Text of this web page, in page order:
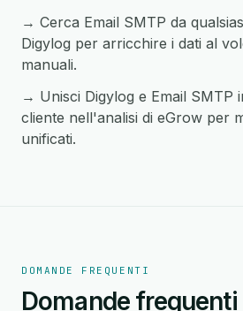
→ Cerca Email SMTP da
Digylog per arricchire i dati al
manuali.
→ Unisci Digylog e Email SMTP
cliente nell'analisi di eGrow per
unificati.
DOMANDE FREQUENTI
Domande frequenti